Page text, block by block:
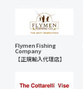
Flymen Fishing
Company
【正規輸入代理店】